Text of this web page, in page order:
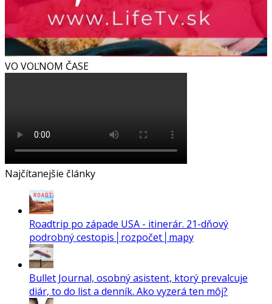
VO VOĽNOM ČASE
Najčítanejšie články
Roadtrip po západe USA - itinerár. 21-dňový
podrobný cestopis│rozpočet│mapy
Bullet Journal, osobný asistent, ktorý prevalcuje
diár, to do list a denník. Ako vyzerá ten môj?